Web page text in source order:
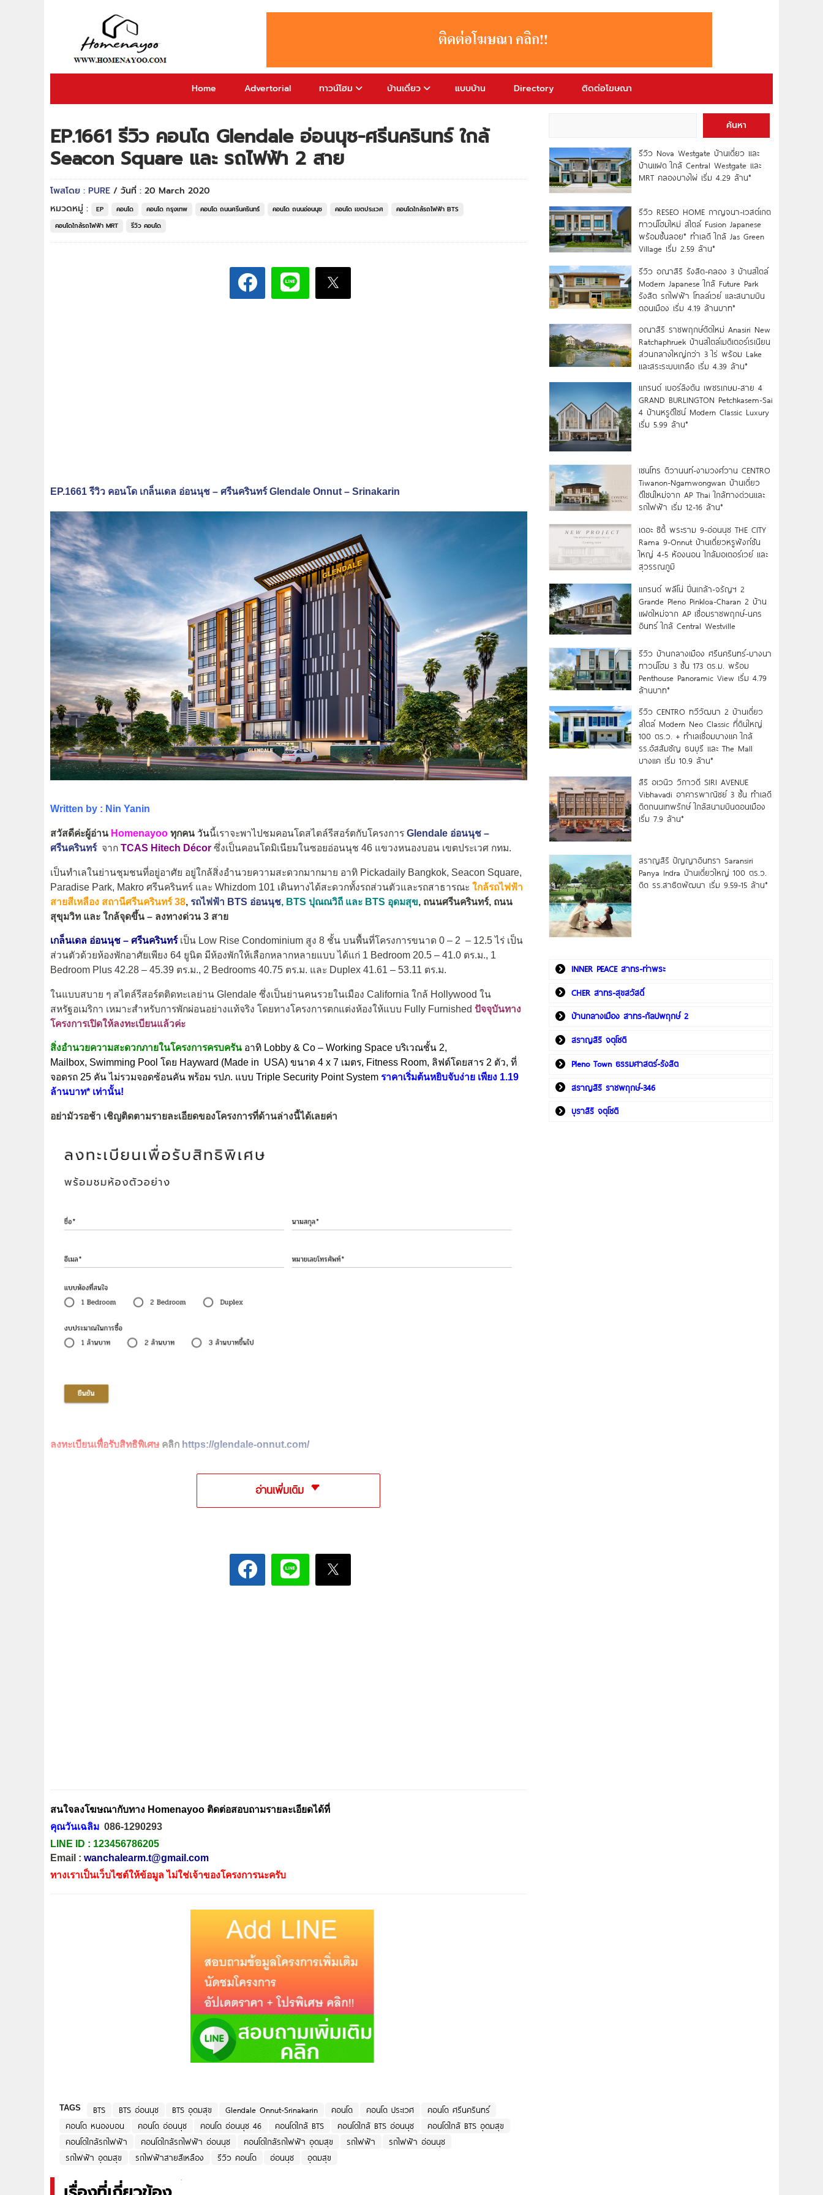
Home Advertorial ทาวน์โฮม บ้านเดี่ยว แบบบ้าน Directory ติดต่อโฆษณา
EP.1661 รีวิว คอนโด Glendale อ่อนนุช-ศรีนครินทร์ ใกล้
Seacon Square และ รถไฟฟ้า 2 สาย
โพสโดย : PURE / วันที่ : 20 March 2020
หมวดหมู่ :
EP คอนโด คอนโด กรุงเทพ คอนโด ถนนศรีนครินทร์ คอนโด ถนนอ่อนนุช คอนโด เขตประเวศ
คอนโดใกล้รถไฟฟ้า BTS
คอนโดใกล้รถไฟฟ้า MRT
รีวิว คอนโด
EP.1661 รีวิว คอนโด เกล็นเดล อ่อนนุช – ศรีนครินทร์ Glendale Onnut – Srinakarin
Written by : Nin Yanin
สวัสดีค่ะผู้อ่าน Homenayoo ทุกคน วันนี้เราจะพาไปชมคอนโดสไตล์รีสอร์ตกับโครงการ Glendale อ่อนนุช –
ศรีนครินทร์ จาก TCAS Hitech Décor ซึ่งเป็นคอนโดมิเนียมในซอยอ่อนนุช 46 แขวงหนองบอน เขตประเวศ กทม.
เป็นทำเลในย่านชุมชนที่อยู่อาศัย อยู่ใกล้สิ่งอำนวยความสะดวกมากมาย อาทิ Pickadaily Bangkok, Seacon Square,
Paradise Park, Makro ศรีนครินทร์ และ Whizdom 101 เดินทางได้สะดวกทั้งรถส่วนตัวและรถสาธารณะ ใกล้รถไฟฟ้า
สายสีเหลือง สถานีศรีนครินทร์ 38, รถไฟฟ้า BTS อ่อนนุช, BTS ปุณณวิถี และ BTS อุดมสุข, ถนนศรีนครินทร์, ถนน
สุขุมวิท และ ใกล้จุดขึ้น – ลงทางด่วน 3 สาย
เกล็นเดล อ่อนนุช – ศรีนครินทร์ เป็น Low Rise Condominium สูง 8 ชั้น บนพื้นที่โครงการขนาด 0 – 2 – 12.5 ไร่ เป็น
ส่วนตัวด้วยห้องพักอาศัยเพียง 64 ยูนิต มีห้องพักให้เลือกหลากหลายแบบ ได้แก่ 1 Bedroom 20.5 – 41.0 ตร.ม., 1
Bedroom Plus 42.28 – 45.39 ตร.ม., 2 Bedrooms 40.75 ตร.ม. และ Duplex 41.61 – 53.11 ตร.ม.
ในแบบสบาย ๆ สไตล์รีสอร์ตติดทะเลย่าน Glendale ซึ่งเป็นย่านคนรวยในเมือง California ใกล้ Hollywood ใน
สหรัฐอเมริกา เหมาะสำหรับการพักผ่อนอย่างแท้จริง โดยทางโครงการตกแต่งห้องให้แบบ Fully Furnished ปัจจุบันทาง
โครงการเปิดให้ลงทะเบียนแล้วค่ะ
สิ่งอำนวยความสะดวกภายในโครงการครบครัน อาทิ Lobby & Co – Working Space บริเวณชั้น 2,
Mailbox, Swimming Pool โดย Hayward (Made in USA) ขนาด 4 x 7 เมตร, Fitness Room, ลิฟต์โดยสาร 2 ตัว, ที่
จอดรถ 25 คัน ไม่รวมจอดซ้อนคัน พร้อม รปภ. แบบ Triple Security Point System ราคาเริ่มต้นหยิบจับง่าย เพียง 1.19
ล้านบาท* เท่านั้น!
อย่ามัวรอช้า เชิญติดตามรายละเอียดของโครงการที่ด้านล่างนี้ได้เลยค่า
ลงทะเบียนเพื่อรับสิทธิพิเศษ คลิก https://glendale-onnut.com/
อ่านเพิ่มเติม
สนใจลงโฆษณากับทาง Homenayoo ติดต่อสอบถามรายละเอียดได้ที่
คุณวันเฉลิม 086-1290293
LINE ID : 123456786205
Email : wanchalearm.t@gmail.com
ทางเราเป็นเว็บไซต์ให้ข้อมูล ไม่ใช่เจ้าของโครงการนะครับ
TAGS BTS BTS อ่อนนุช BTS อุดมสุข Glendale Onnut-Srinakarin คอนโด คอนโด ประเวศ
คอนโด ศรีนครินทร์
คอนโด หนองบอน
คอนโด อ่อนนุช คอนโด อ่อนนุช 46 คอนโดใกล้ BTS คอนโดใกล้ BTS อ่อนนุช
คอนโดใกล้ BTS อุดมสุข
คอนโดใกล้รถไฟฟ้า
คอนโดใกล้รถไฟฟ้า อ่อนนุช คอนโดใกล้รถไฟฟ้า อุดมสุข รถไฟฟ้า
รถไฟฟ้า อ่อนนุช
รถไฟฟ้า อุดมสุข
รถไฟฟ้าสายสีเหลือง รีวิว คอนโด อ่อนนุช อุดมสุข
ค้นหา
รีวิว Nova Westgate บ้านเดี่ยว และ
บ้านแฝด ใกล้ Central Westgate และ
MRT คลองบางไผ่ เริ่ม 4.29 ล้าน*
รีวิว RESEO HOME กาญจนา-เวสต์เกต
ทาวน์โฮมใหม่ สไตล์ Fusion Japanese
พร้อมชั้นลอย* ทำเลดี ใกล้ Jas Green
Village เริ่ม 2.59 ล้าน*
รีวิว อณาสิริ รังสิต-คลอง 3 บ้านสไตล์
Modern Japanese ใกล้ Future Park
รังสิต รถไฟฟ้า โทลล์เวย์ และสนามบิน
ดอนเมือง เริ่ม 4.19 ล้านบาท*
อณาสิริ ราชพฤกษ์ตัดใหม่ Anasiri New
Ratchaphruek บ้านสไตล์เมดิเตอร์เรเนียน
ส่วนกลางใหญ่กว่า 3 ไร่ พร้อม Lake
และสระระบบเกลือ เริ่ม 4.39 ล้าน*
แกรนด์ เบอร์ลิงตัน เพชรเกษม-สาย 4
GRAND BURLINGTON Petchkasem-Sai
4 บ้านหรูดีไซน์ Modern Classic Luxury
เริ่ม 5.99 ล้าน*
เซนโทร ติวานนท์-งามวงศ์วาน CENTRO
Tiwanon-Ngamwongwan บ้านเดี่ยว
ดีไซน์ใหม่จาก AP Thai ใกล้ทางด่วนและ
รถไฟฟ้า เริ่ม 12-16 ล้าน*
เดอะ ซิตี้ พระราม 9-อ่อนนุช THE CITY
Rama 9-Onnut บ้านเดี่ยวหรูฟังก์ชัน
ใหญ่ 4-5 ห้องนอน ใกล้มอเตอร์เวย์ และ
สุวรรณภูมิ
แกรนด์ พลีโน่ ปิ่นเกล้า-จรัญฯ 2
Grande Pleno Pinkloa-Charan 2 บ้าน
แฝดใหม่จาก AP เชื่อมราชพฤกษ์-นคร
อินทร์ ใกล้ Central Westville
รีวิว บ้านกลางเมือง ศรีนครินทร์-บางนา
ทาวน์โฮม 3 ชั้น 173 ตร.ม. พร้อม
Penthouse Panoramic View เริ่ม 4.79
ล้านบาท*
รีวิว CENTRO ทวีวัฒนา 2 บ้านเดี่ยว
สไตล์ Modern Neo Classic ที่ดินใหญ่
100 ตร.ว. + ทำเลเชื่อมบางแค ใกล้
รร.อัสสัมชัญ ธนบุรี และ The Mall
บางแค เริ่ม 10.9 ล้าน*
สิริ อเวนิว วิภาวดี SIRI AVENUE
Vibhavadi อาคารพาณิชย์ 3 ชั้น ทำเลดี
ติดถนนเทพรักษ์ ใกล้สนามบินดอนเมือง
เริ่ม 7.9 ล้าน*
สราญสิริ ปัญญาอินทรา Saransiri
Panya Indra บ้านเดี่ยวใหญ่ 100 ตร.ว.
ดิด รร.สาธิตพัฒนา เริ่ม 9.59-15 ล้าน*
INNER PEACE สาทร-ท่าพระ
CHER สาทร-สุขสวัสดิ์
บ้านกลางเมือง สาทร-กัลปพฤกษ์ 2
สราญสิริ จตุโชติ
Pleno Town ธรรมศาสตร์-รังสิต
สราญสิริ ราชพฤกษ์-346
บุราสิริ จตุโชติ